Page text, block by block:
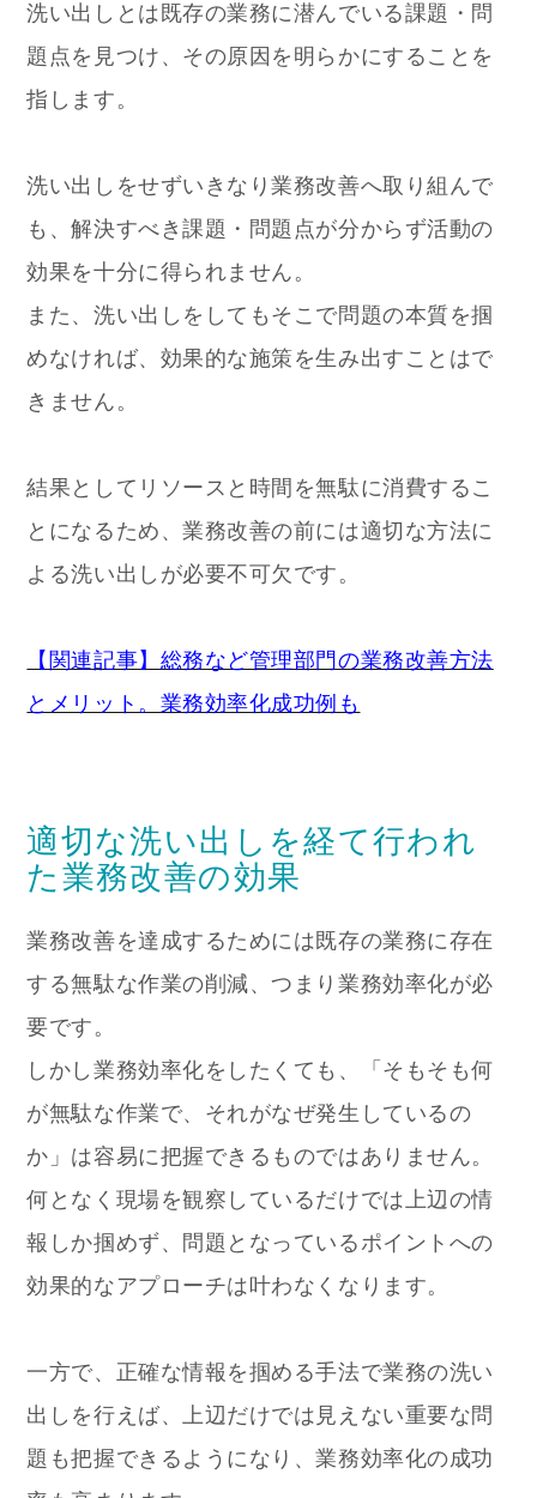
洗い出しとは既存の業務に潜んでいる課題・問
題点を見つけ、その原因を明らかにすることを
指します。
洗い出しをせずいきなり業務改善へ取り組んで
も、解決すべき課題・問題点が分からず活動の
効果を十分に得られません。
また、洗い出しをしてもそこで問題の本質を掴
めなければ、効果的な施策を生み出すことはで
きません。
結果としてリソースと時間を無駄に消費するこ
とになるため、業務改善の前には適切な方法に
よる洗い出しが必要不可欠です。
【関連記事】総務など管理部門の業務改善方法
とメリット。業務効率化成功例も
適切な洗い出しを経て行われ
た業務改善の効果
業務改善を達成するためには既存の業務に存在
する無駄な作業の削減、つまり業務効率化が必
要です。
しかし業務効率化をしたくても、「そもそも何
が無駄な作業で、それがなぜ発生しているの
か」は容易に把握できるものではありません。
何となく現場を観察しているだけでは上辺の情
報しか掴めず、問題となっているポイントへの
効果的なアプローチは叶わなくなります。
一方で、正確な情報を掴める手法で業務の洗い
出しを行えば、上辺だけでは見えない重要な問
題も把握できるようになり、業務効率化の成功